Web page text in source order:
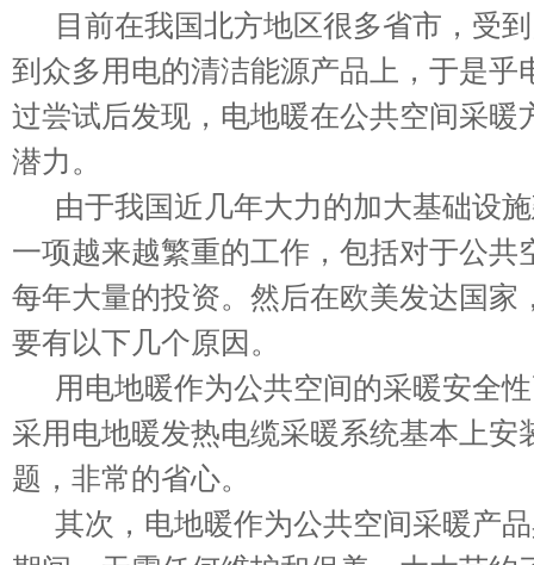
目前在我国北方地区很多省市，受
到众多用电的清洁能源产品上，于是
过尝试后发现，电地暖在公共空间采
潜力。
由于我国近几年大力的加大基础设
一项越来越繁重的工作，包括对于公
每年大量的投资。然后在欧美发达国
要有以下几个原因。
用电地暖作为公共空间的采暖安全
采用电地暖发热电缆采暖系统基本上
题，非常的省心。
其次，电地暖作为公共空间采暖产